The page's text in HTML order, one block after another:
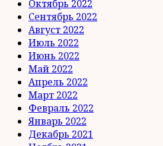
Октябрь 2022
Сентябрь 2022
Август 2022
Июль 2022
Июнь 2022
Май 2022
Апрель 2022
Март 2022
Февраль 2022
Январь 2022
Декабрь 2021